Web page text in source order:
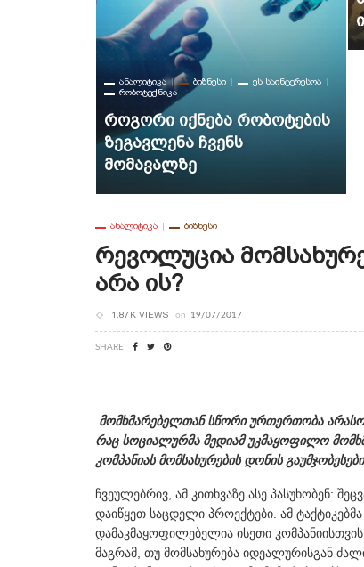
ᲐᲜᲐᲚᲘᲢᲘᲙᲐ ᲑᲘᲖᲜᲔᲡᲘ
ᲔᲡ ᲡᲐᲘᲜᲢᲔᲠᲔᲡᲝᲐ
ᲠᲝᲑᲝᲢᲔᲥᲜᲘᲙᲐ
Როგორი Იქნება Რობოტების
Ზეგავლენა Ჩვენს
Მომავალზე
ᲐᲜᲐᲚᲘᲢᲘᲙᲐ ᲑᲘᲖᲜᲔᲡᲘ
Რევოლუცია
Არა Ის?
1.87K VIEWS on 19/07/2017
SHARE
მომხმარებელთან სწორი ურთერთობა
რაც სოციალურმა მედიამ უკმაყოფილო
კომპანიას მომსახურების დონის
ჩვეულებრივ, ამ კითხვაზე ასე პასუხობენ:
დაიწყეთ საცდელი პროექტები. ამ
დამაკმაყოფილებელია ისეთი
მაგრამ, თუ მომსახურება იდეალურისგან